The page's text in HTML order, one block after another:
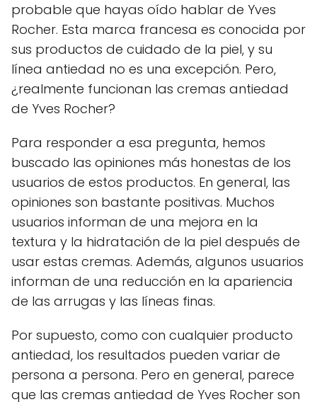
probable que hayas oído hablar de Yves
Rocher. Esta marca francesa es conocida por
sus productos de cuidado de la piel, y su
línea antiedad no es una excepción. Pero,
¿realmente funcionan las cremas antiedad
de Yves Rocher?
Para responder a esa pregunta, hemos
buscado las opiniones más honestas de los
usuarios de estos productos. En general, las
opiniones son bastante positivas. Muchos
usuarios informan de una mejora en la
textura y la hidratación de la piel después de
usar estas cremas. Además, algunos usuarios
informan de una reducción en la apariencia
de las arrugas y las líneas finas.
Por supuesto, como con cualquier producto
antiedad, los resultados pueden variar de
persona a persona. Pero en general, parece
que las cremas antiedad de Yves Rocher son